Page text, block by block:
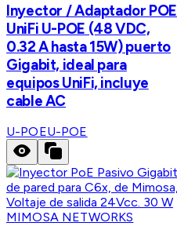
Inyector / Adaptador POE
UniFi U-POE (48 VDC,
0.32 A hasta 15W) puerto
Gigabit, ideal para
equipos UniFi, incluye
cable AC
U-POEU-POE
MIMOSA NETWORKS